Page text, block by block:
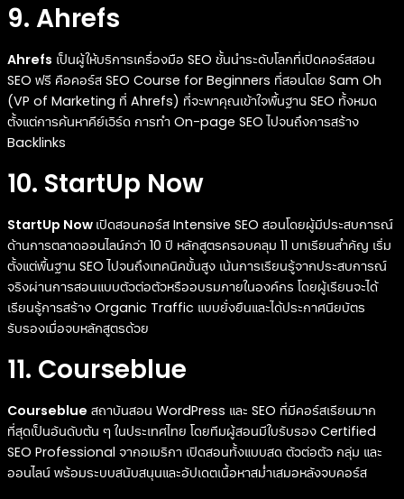
9. Ahrefs
Ahrefs เป็นผู้ให้บริการเครื่องมือ SEO ชั้นนำระดับโลกที่เปิดคอร์สสอน
SEO ฟรี คือคอร์ส SEO Course for Beginners ที่สอนโดย Sam Oh
(VP of Marketing ที่ Ahrefs) ที่จะพาคุณเข้าใจพื้นฐาน SEO ทั้งหมด
ตั้งแต่การค้นหาคีย์เวิร์ด การทำ On-page SEO ไปจนถึงการสร้าง
Backlinks
10. StartUp Now
StartUp Now เปิดสอนคอร์ส Intensive SEO สอนโดยผู้มีประสบการณ์
ด้านการตลาดออนไลน์กว่า 10 ปี หลักสูตรครอบคลุม 11 บทเรียนสำคัญ เริ่ม
ตั้งแต่พื้นฐาน SEO ไปจนถึงเทคนิคขั้นสูง เน้นการเรียนรู้จากประสบการณ์
จริงผ่านการสอนแบบตัวต่อตัวหรืออบรมภายในองค์กร โดยผู้เรียนจะได้
เรียนรู้การสร้าง Organic Traffic แบบยั่งยืนและได้ประกาศนียบัตร
รับรองเมื่อจบหลักสูตรด้วย
11. Courseblue
Courseblue สถาบันสอน WordPress และ SEO ที่มีคอร์สเรียนมาก
ที่สุดเป็นอันดับต้น ๆ ในประเทศไทย โดยทีมผู้สอนมีใบรับรอง Certified
SEO Professional จากอเมริกา เปิดสอนทั้งแบบสด ตัวต่อตัว กลุ่ม และ
ออนไลน์ พร้อมระบบสนับสนุนและอัปเดตเนื้อหาสม่ำเสมอหลังจบคอร์ส